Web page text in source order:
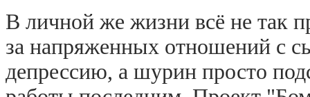
В личной же жизни всё не так
за напряженных отношений с
депрессию, а шурин просто